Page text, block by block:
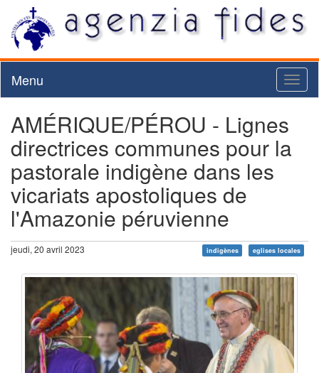
Menu
AMÉRIQUE/PÉROU - Lignes
directrices communes pour la
pastorale indigène dans les
vicariats apostoliques de
l'Amazonie péruvienne
jeudi, 20 avril 2023 indigènes eglises locales